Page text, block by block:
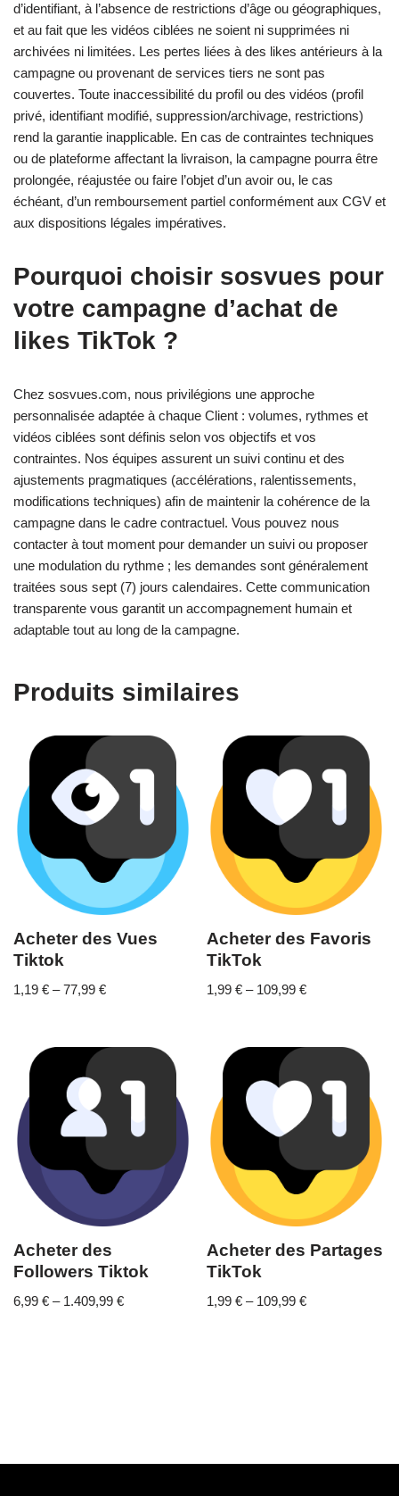
d’identifiant, à l’absence de restrictions d’âge ou géographiques,
et au fait que les vidéos ciblées ne soient ni supprimées ni
archivées ni limitées. Les pertes liées à des likes antérieurs à la
campagne ou provenant de services tiers ne sont pas
couvertes. Toute inaccessibilité du profil ou des vidéos (profil
privé, identifiant modifié, suppression/archivage, restrictions)
rend la garantie inapplicable. En cas de contraintes techniques
ou de plateforme affectant la livraison, la campagne pourra être
prolongée, réajustée ou faire l’objet d’un avoir ou, le cas
échéant, d’un remboursement partiel conformément aux CGV et
aux dispositions légales impératives.
Pourquoi choisir sosvues pour
votre campagne d’achat de
likes TikTok ?
Chez sosvues.com, nous privilégions une approche
personnalisée adaptée à chaque Client : volumes, rythmes et
vidéos ciblées sont définis selon vos objectifs et vos
contraintes. Nos équipes assurent un suivi continu et des
ajustements pragmatiques (accélérations, ralentissements,
modifications techniques) afin de maintenir la cohérence de la
campagne dans le cadre contractuel. Vous pouvez nous
contacter à tout moment pour demander un suivi ou proposer
une modulation du rythme ; les demandes sont généralement
traitées sous sept (7) jours calendaires. Cette communication
transparente vous garantit un accompagnement humain et
adaptable tout au long de la campagne.
Produits similaires
Acheter des Vues
Tiktok
1,19 € –77,99 €
Acheter des Favoris
TikTok
1,99€ – 109,99€
Acheter des
Followers Tiktok
6,99 € – 1.409,99 €
Acheter des Partages
TikTok
1,99€ – 109,99€